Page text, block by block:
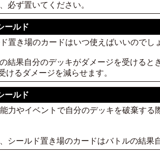
必ず置いてください。
ールド
置き場のカードはいつ使えばいいのでし
結果自分のデッキがダメージを受ける
けるダメージを減らせます。
ールド
力やイベントで自分のデッキを破棄す
シールド置き場のカードはバトルの結